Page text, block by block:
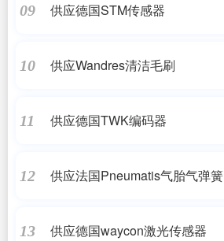
09 供应德国STM传感器
10 供应Wandres清洁毛刷
11 供应德国TWK编码器
12 供应法国Pneumatis气胎气弹簧
13 供应德国waycon激光传感器